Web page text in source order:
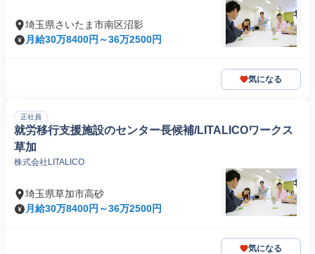
埼玉県さいたま市南区沼影
月給30万8400円～36万2500円
気になる
正社員
就労移行支援施設のセンター長候補/LITALICOワークス
草加
株式会社LITALICO
埼玉県草加市高砂
月給30万8400円～36万2500円
気になる